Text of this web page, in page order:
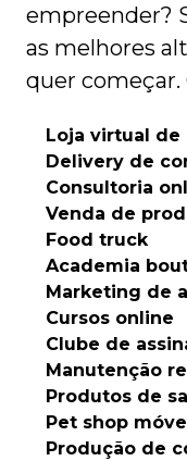
empreender?
as melhores
quer começar.
Loja virtual
Delivery de
Consultoria
Venda de
Food truck
Academia
Marketing de
Cursos online
Clube de
Manutenção
Produtos de
Pet shop
Produção de